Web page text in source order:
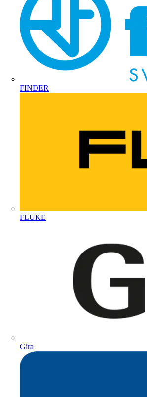
FINDER
FLUKE
Gira